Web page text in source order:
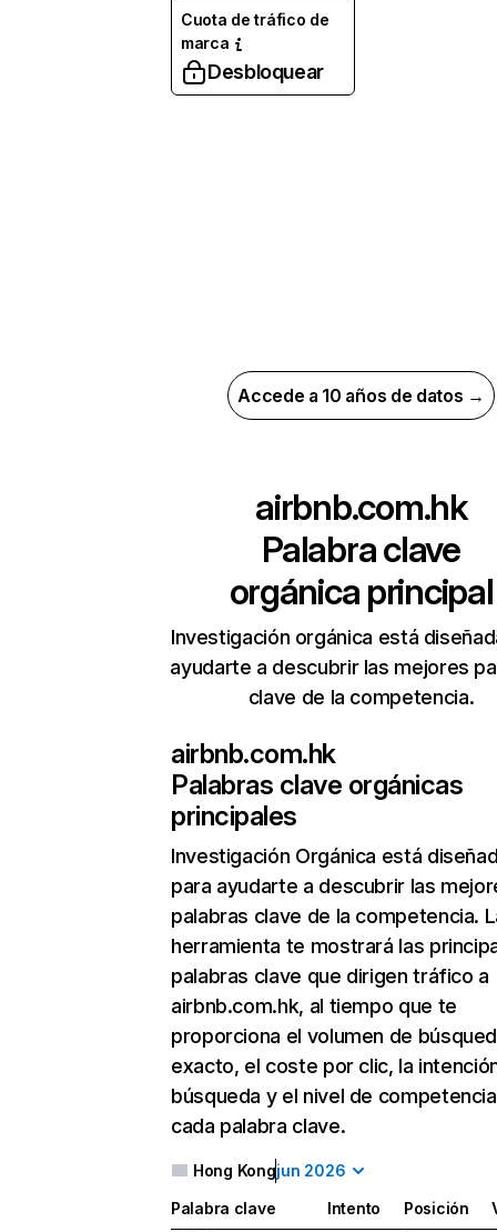
Cuota de tráfico de
marca
Desbloquear
Accede a 10 años de datos →
airbnb.com.hk
Palabra clave
orgánica principal
Investigación orgánica está
ayudarte a descubrir las mejores
clave de la competencia.
airbnb.com.hk
Palabras clave orgánicas
principales
Investigación Orgánica está
para ayudarte a descubrir las
palabras clave de la competencia.
herramienta te mostrará las
palabras clave que dirigen tráfico a
airbnb.com.hk, al tiempo que te
proporciona el volumen de
exacto, el coste por clic, la
búsqueda y el nivel de
cada palabra clave.
Hong Kongjun 2026
Palabra clave Intento Posición